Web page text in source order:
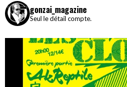
gonzai_magazine
Seul le détail compte.